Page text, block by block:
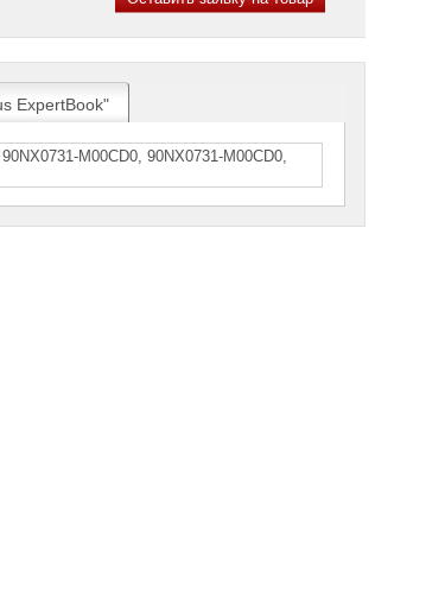
ExpertBook"
М00СD0, 90NX0731-М00СD0,